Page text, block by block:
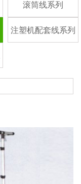
滚筒线系列
注塑机配套线系列